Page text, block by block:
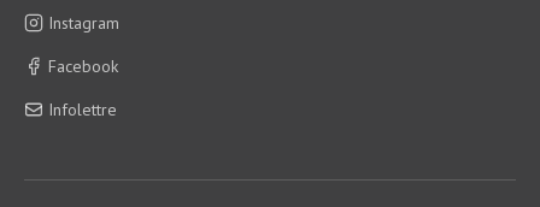
Instagram
Facebook
Infolettre